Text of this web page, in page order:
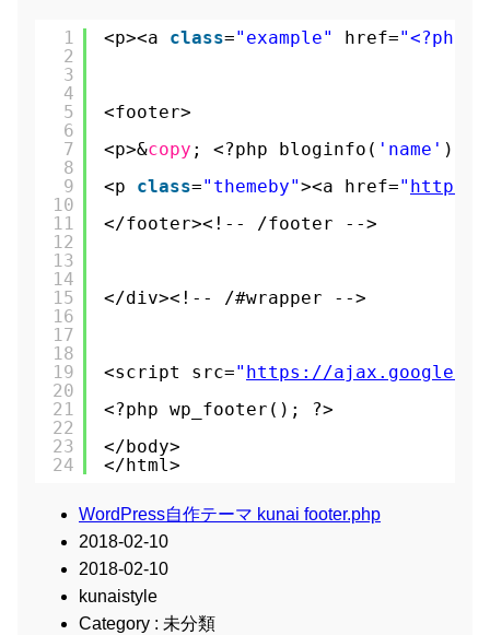
1
2
3
4
5
6
7
8
9
10
11
12
13
14
15
16
17
18
19
20
21
22
23
24
<p><a class="example" href="<?php
<footer>
<p>&copy ; <?php bloginfo( 'name' );
<p class="themeby"><a href="
</footer><!-- /footer -->
</div><!-- /#wrapper -->
<script src=" https://
<?php wp_footer(); ?>
</body>
</html>
WordPress自作テーマ kunai footer.php
2018-02-10
2018-02-10
kunaistyle
Category : 未分類